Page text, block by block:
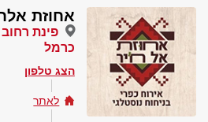
אחוזת
פינת
כרמל
הצג טלפון
לאתר